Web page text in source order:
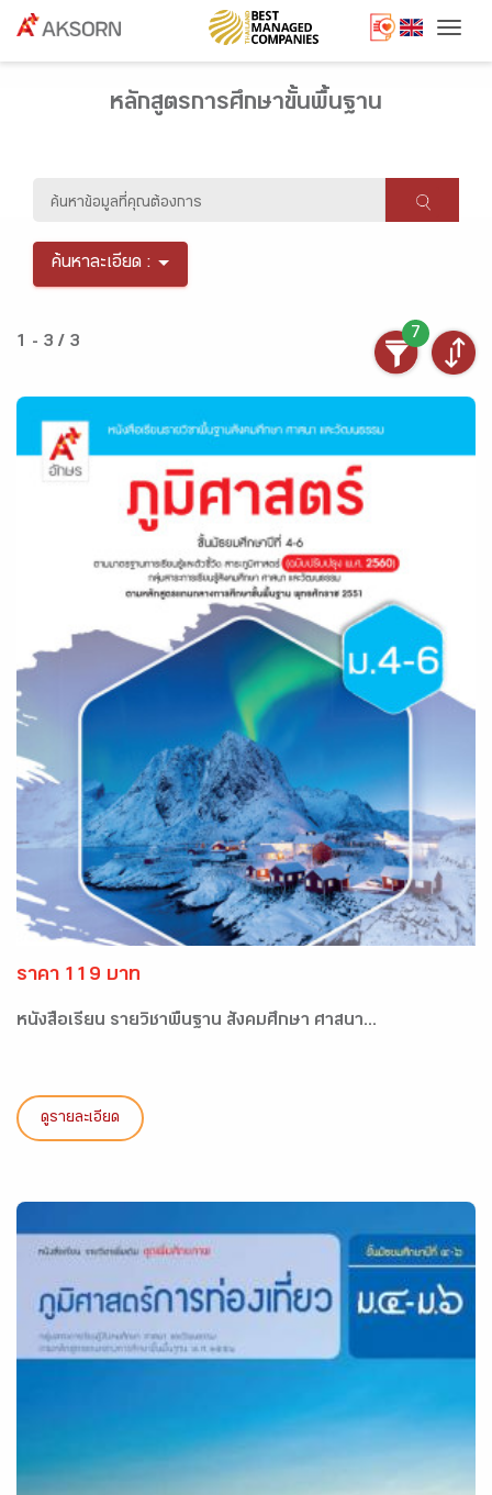
หลักสูตรการศึกษาขั้นพื้นฐาน
ค้นหาละเอียด :
1 - 3 / 3
7
ราคา 119 บาท
หนังสือเรียน รายวิชาพื้นฐาน สังคมศึกษา ศาสนา...
ดูรายละเอียด